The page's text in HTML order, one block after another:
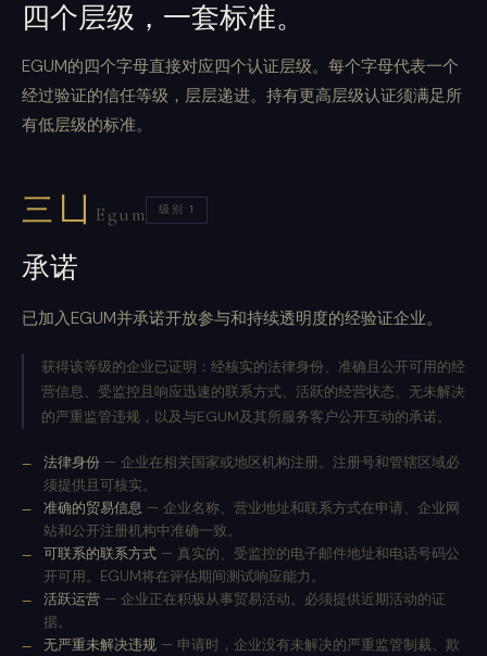
四个层级，一套标准。
EGUM的四个字母直接对应四个认证层级。每个字母代表一个
经过验证的信任等级，层层递进。持有更高层级认证须满足所
有低层级的标准。
三凵 Egum 级别 1
承诺
已加入EGUM并承诺开放参与和持续透明度的经验证企业。
获得该等级的企业已证明：经核实的法律身份、准确且公开可用的经
营信息、受监控且响应迅速的联系方式、活跃的经营状态、无未解决
的严重监管违规，以及与EGUM及其所服务客户公开互动的承诺。
法律身份 — 企业在相关国家或地区机构注册。注册号和管辖区域必
须提供且可核实。
准确的贸易信息 — 企业名称、营业地址和联系方式在申请、企业网
站和公开注册机构中准确一致。
可联系的联系方式 — 真实的、受监控的电子邮件地址和电话号码公
开可用。EGUM将在评估期间测试响应能力。
活跃运营 — 企业正在积极从事贸易活动。必须提供近期活动的证
据。
无严重未解决违规 — 申请时，企业没有未解决的严重监管制裁、欺